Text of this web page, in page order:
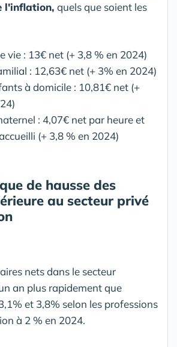
l'inflation, quels que soient les
vie : 13€ net (+ 3,8 % en 2024)
: 12,63€ net (+ 3% en 2024)
à domicile : 10,81€ net (+
: 4,07€ net par heure et
(+ 3,8 % en 2024)
de hausse des
au secteur privé
nets dans le secteur
an plus rapidement que
et 3,8% selon les professions
à 2 % en 2024.